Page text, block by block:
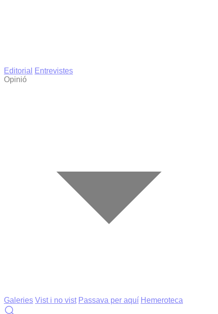
Editorial
Entrevistes
Opinió
Galeries Vist i no vist Passava per aquí Hemeroteca